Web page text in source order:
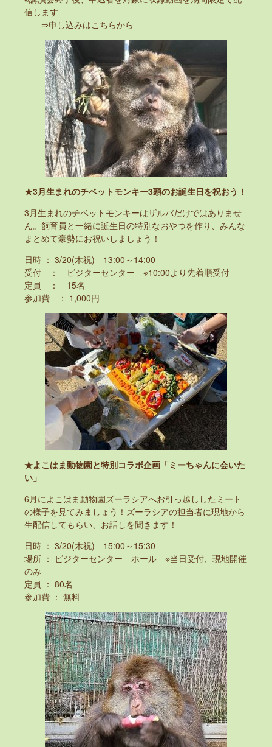
信します
⇒申し込みはこちらから
★3月生まれのチベットモンキー3頭のお誕生日を祝おう！
3月生まれのチベットモンキーはザルバだけではありませ
ん。飼育員と一緒に誕生日の特別なおやつを作り、みんな
まとめて豪勢にお祝いしましょう！
日時 ： 3/20(木祝) 13:00～14:00
受付 ： ビジターセンター ※10:00より先着順受付
定員 ： 15名
参加費 ： 1,000円
★よこはま動物園と特別コラボ企画「ミーちゃんに会いた
い」
6月によこはま動物園ズーラシアへお引っ越ししたミート
の様子を見てみましょう！ズーラシアの担当者に現地から
生配信してもらい、お話しを聞きます！
日時 ： 3/20(木祝) 15:00～15:30
場所 ： ビジターセンター ホール ※当日受付、現地開催
のみ
定員 ： 80名
参加費 ： 無料